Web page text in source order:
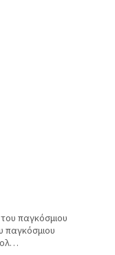
παγκόσμιου
παγκόσμιου